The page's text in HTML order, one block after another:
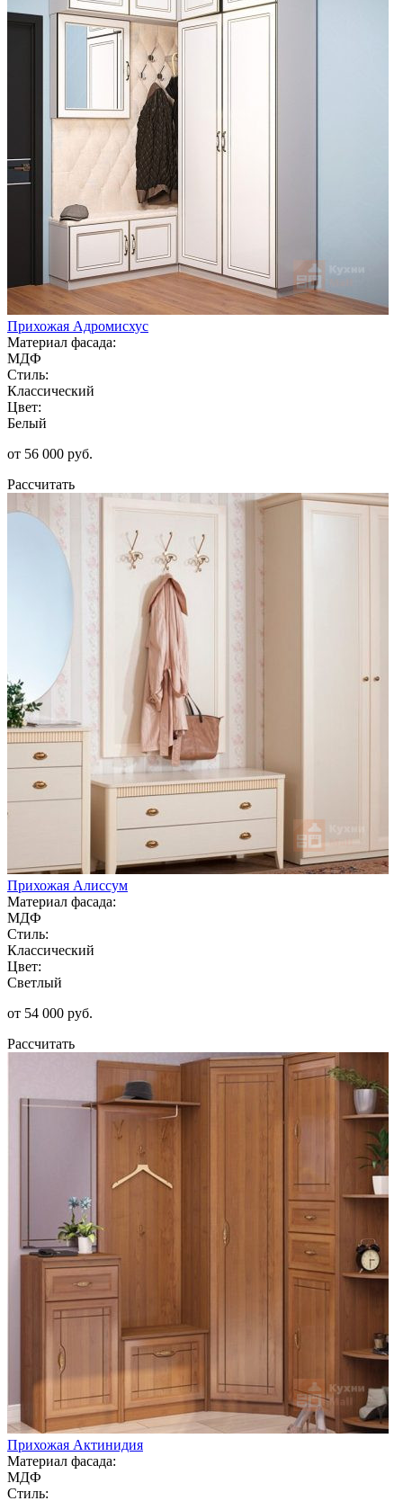
Прихожая Адромисхус
Материал фасада:
МДФ
Стиль:
Классический
Цвет:
Белый
от 56 000 руб.
Рассчитать
Прихожая Алиссум
Материал фасада:
МДФ
Стиль:
Классический
Цвет:
Светлый
от 54 000 руб.
Рассчитать
Прихожая Актинидия
Материал фасада:
МДФ
Стиль: